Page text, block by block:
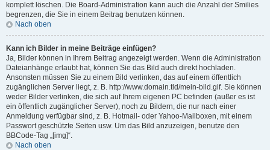
komplett löschen. Die Board-Administration kann auch die Anzahl der Smilies
begrenzen, die Sie in einem Beitrag benutzen können.
Nach oben
Kann ich Bilder in meine Beiträge einfügen?
Ja, Bilder können in Ihrem Beitrag angezeigt werden. Wenn die Administration
Dateianhänge erlaubt hat, können Sie das Bild auch direkt hochladen.
Ansonsten müssen Sie zu einem Bild verlinken, das auf einem öffentlich
zugänglichen Server liegt, z. B. http://www.domain.tld/mein-bild.gif. Sie können
weder Bilder verlinken, die sich auf Ihrem eigenen PC befinden (außer es ist
ein öffentlich zugänglicher Server), noch zu Bildern, die nur nach einer
Anmeldung verfügbar sind, z. B. Hotmail- oder Yahoo-Mailboxen, mit einem
Passwort geschützte Seiten usw. Um das Bild anzuzeigen, benutze den
BBCode-Tag „[img]“.
Nach oben